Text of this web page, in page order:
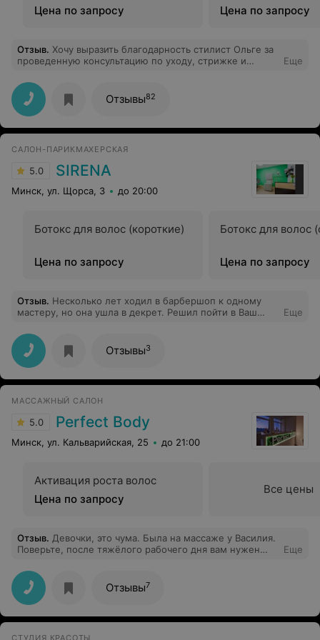
искреннюю заботу о каждом клиенте. Настоящий
Цена по запросу
Цена по запросу
Отзыв. Хочу выразить благодарность стилист Ольге за
проведенную консультацию по уходу, стрижке и
информации, узнала как правильно ухаживать за
волосами, какой стиль подходит мне и какой оттенок
цвета отлично подойдет к моему цветотипу. Ольга
была очень внимательна и профессиональна, она
учитывала мои индивидуальные особенности и
удивил, я получила новые идеи для обновления своего
образа. С уверенностью могу сказать, что это было
идеальное решение для меня. Теперь я знаю, как по-
новому подойти к уходу за волосами и как изменить
свой образ с помощью правильно подобранного цвета
рекомендовать этого стилиста своим друзьям и
Еще
Отзывы82
САЛОН-ПАРИКМАХЕРСКАЯ
5.0 SIRENA
Минск, ул. Щорса, 3 до 20:00
Ботокс для волос (короткие)
Цена по запросу
Ботокс для волос
Цена по запросу
Отзыв. Несколько лет ходил в барбершоп к одному
мастеру, но она ушла в декрет. Решил пойти в Ваш
абсолютно никакой, но стоимость в 2 раза ДЕШЕВЛЕ. И
где же вы раньше были ?))) Большое спасибо мастеру
Лизе! Буду точно у вас через несколько недель.
Еще
Отзывы3
МАССАЖНЫЙ САЛОН
5.0 Perfect Body
Минск, ул. Кальварийская, 25 до 21:00
Активация роста волос
Цена по запросу
Все цены
Отзыв. Девочки, это чума. Была на массаже у Василия.
Поверьте, после тяжёлого рабочего дня вам нужен
Еще
Отзывы7
СТУДИЯ КРАСОТЫ